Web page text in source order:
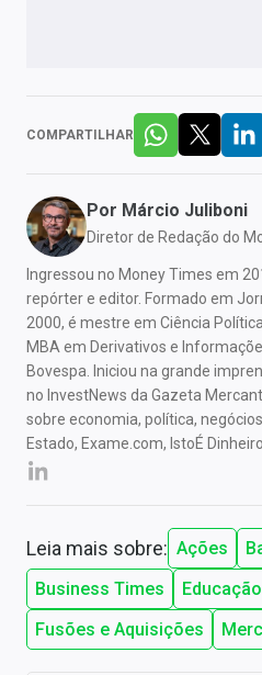
COMPARTILHAR
Por Márcio Juliboni
Diretor de Redação do
Ingressou no Money Times em
repórter e editor. Formado em
2000, é mestre em Ciência
MBA em Derivativos e
Bovespa. Iniciou na grande
no InvestNews da Gazeta
sobre economia, política,
Estado, Exame.com, IstoÉ
Leia mais sobre: Ações
Business Times
Educação
Fusões e Aquisições